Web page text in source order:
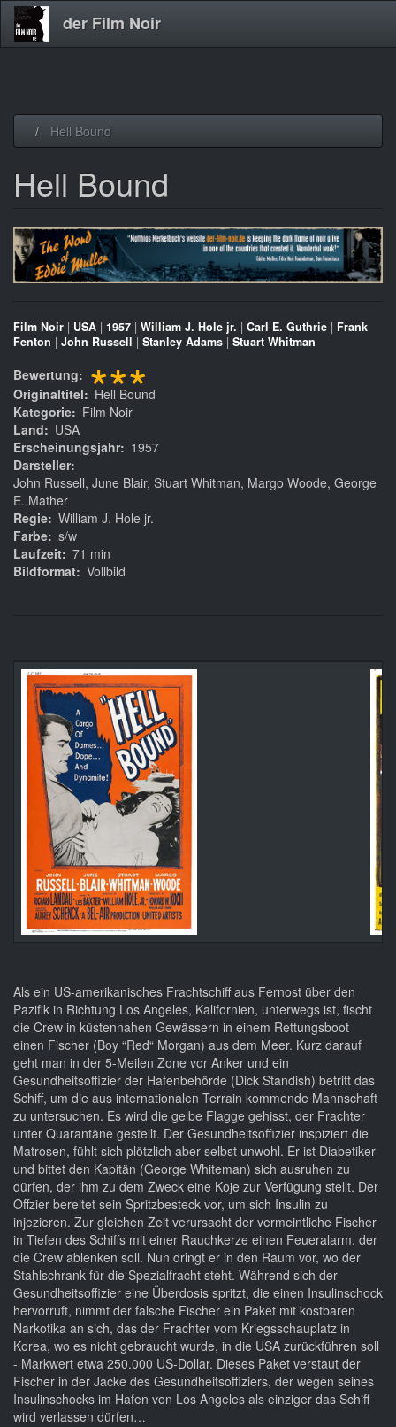
der Film Noir
Hell Bound
Hell Bound
Film Noir | USA | 1957 | William J. Hole jr. | Carl E. Guthrie | Frank
Fenton | John Russell | Stanley Adams | Stuart Whitman
Bewertung ***
Originaltitel
Hell Bound
Kategorie
Film Noir
Land
USA
Erscheinungsjahr
1957
Darsteller
John Russell, June Blair, Stuart Whitman, Margo Woode, George
E. Mather
Regie William J. Hole jr.
Farbe s/w
Laufzeit 71 min
Bildformat Vollbild
Als ein US-amerikanisches Frachtschiff aus Fernost über den
Pazifik in Richtung Los Angeles, Kalifornien, unterwegs ist, fischt
die Crew in küstennahen Gewässern in einem Rettungsboot
einen Fischer (Boy “Red“ Morgan) aus dem Meer. Kurz darauf
geht man in der 5-Meilen Zone vor Anker und ein
Gesundheitsoffizier der Hafenbehörde (Dick Standish) betritt das
Schiff, um die aus internationalen Terrain kommende Mannschaft
zu untersuchen. Es wird die gelbe Flagge gehisst, der Frachter
unter Quarantäne gestellt. Der Gesundheitsoffizier inspiziert die
Matrosen, fühlt sich plötzlich aber selbst unwohl. Er ist Diabetiker
und bittet den Kapitän (George Whiteman) sich ausruhen zu
dürfen, der ihm zu dem Zweck eine Koje zur Verfügung stellt. Der
Offzier bereitet sein Spritzbesteck vor, um sich Insulin zu
injezieren. Zur gleichen Zeit verursacht der vermeintliche Fischer
in Tiefen des Schiffs mit einer Rauchkerze einen Feueralarm, der
die Crew ablenken soll. Nun dringt er in den Raum vor, wo der
Stahlschrank für die Spezialfracht steht. Während sich der
Gesundheitsoffizier eine Überdosis spritzt, die einen Insulinschock
hervorruft, nimmt der falsche Fischer ein Paket mit kostbaren
Narkotika an sich, das der Frachter vom Kriegsschauplatz in
Korea, wo es nicht gebraucht wurde, in die USA zurückführen soll
- Markwert etwa 250.000 US-Dollar. Dieses Paket verstaut der
Fischer in der Jacke des Gesundheitsoffiziers, der wegen seines
Insulinschocks im Hafen von Los Angeles als einziger das Schiff
wird verlassen dürfen…